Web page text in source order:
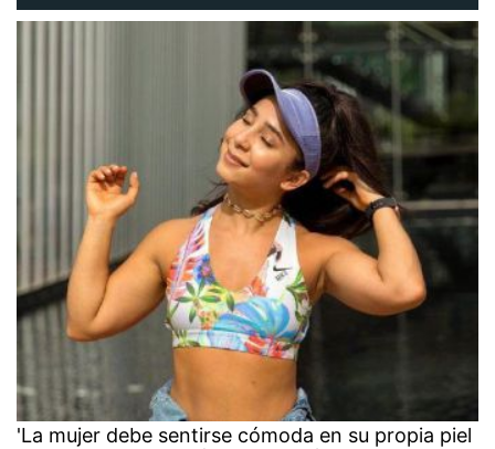
'La mujer debe sentirse cómoda en su propia piel